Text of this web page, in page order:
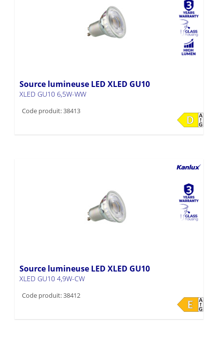
Source lumineuse LED XLED GU10
XLED GU10 6,5W-WW
Code produit: 38413
Source lumineuse LED XLED GU10
XLED GU10 4,9W-CW
Code produit: 38412